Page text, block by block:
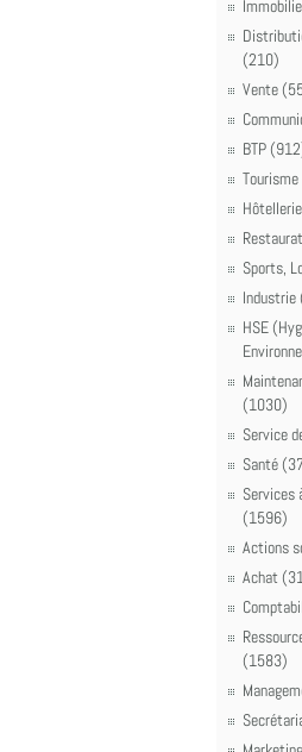
(210)
Vente
BTP
Sports,
HSE
(1030)
Service
Santé
Services
(1596)
Actions
Achat
(1583)